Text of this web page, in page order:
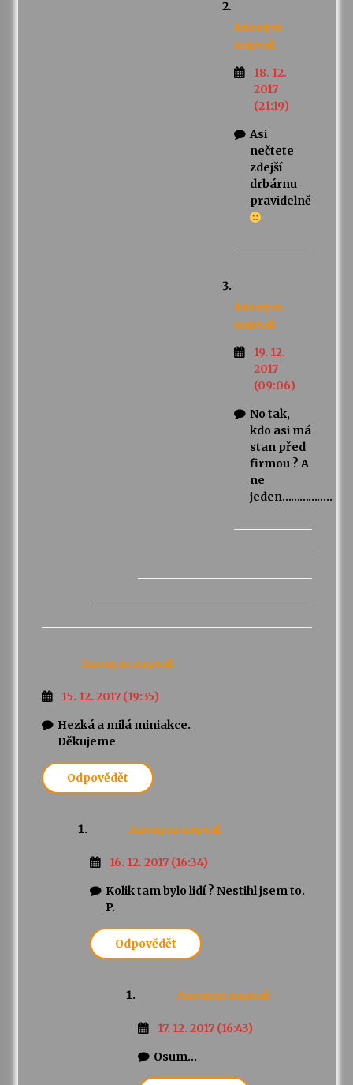
Anonym
napsal:
18. 12.
2017
(21:19)
Asi
nečtete
zdejší
drbárnu
pravidelně
Anonym
napsal:
19. 12.
2017
(09:06)
No tak,
kdo asi má
stan před
firmou ? A
ne
jeden……………..
Anonym napsal:
15. 12. 2017 (19:35)
Hezká a milá miniakce.
Děkujeme
Odpovědět
Anonym napsal:
16. 12. 2017 (16:34)
Kolik tam bylo lidí ? Nestihl jsem to.
P.
Odpovědět
Anonym napsal:
17. 12. 2017 (16:43)
Osum…